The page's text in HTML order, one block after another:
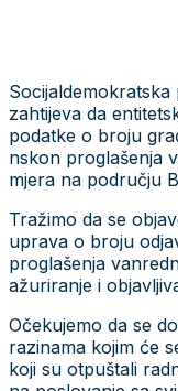
zahtijeva da
podatke o broju
nskon proglašenja
mjera na području
Tražimo da se
uprava o broju
proglašenja
ažuriranje i
Očekujemo da se
razinama kojim će
koji su otpuštali